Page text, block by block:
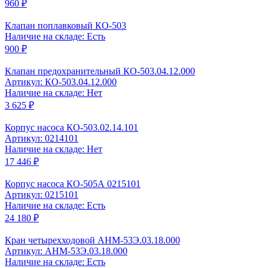
960 ₽
Клапан поплавковый КО-503
Наличие на складе: Есть
900 ₽
Клапан предохранительный КО-503.04.12.000
Артикул: КО-503.04.12.000
Наличие на складе: Нет
3 625 ₽
Корпус насоса КО-503.02.14.101
Артикул: 0214101
Наличие на складе: Нет
17 446 ₽
Корпус насоса КО-505А 0215101
Артикул: 0215101
Наличие на складе: Есть
24 180 ₽
Кран четырехходовой АНМ-53Э.03.18.000
Артикул: АНМ-53Э.03.18.000
Наличие на складе: Есть